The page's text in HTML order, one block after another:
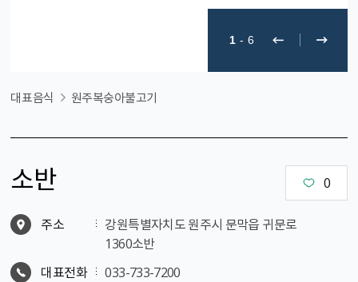
1 - 6
대표음식 원주복숭아불고기
소반 0
주소
강원특별자치도 원주시 문막읍 귀문로
1360소반
대표전화
033-733-7200